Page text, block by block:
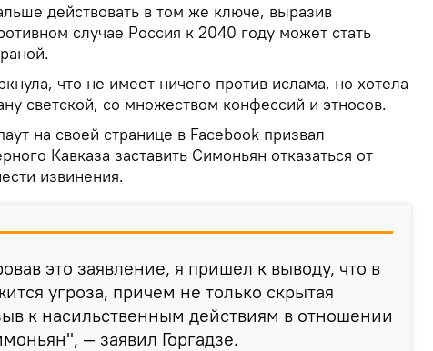
действовать в том же ключе, выразив
случае Россия к 2040 году может стать
что не имеет ничего против ислама, но хотела
светской, со множеством конфессий и этносов.
на своей странице в Facebook призвал
Кавказа заставить Симоньян отказаться от
извинения.
это заявление, я пришел к выводу, что в
угроза, причем не только скрытая
к насильственным действиям в отношении
— заявил Горгадзе.